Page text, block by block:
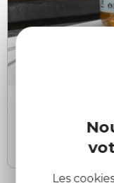
Les